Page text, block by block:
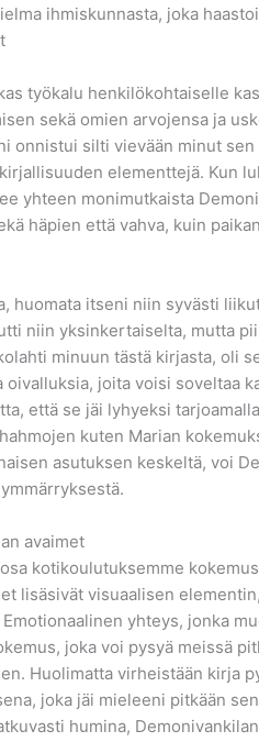
ihmiskunnasta, joka
työkalu henkilökohtaiselle
sekä omien arvojensa ja
onnistui silti vievään minut
elementtejä. Kun
yhteen monimutkaista
häpien että vahva, kuin
huomata itseni niin syvästi
niin yksinkertaiselta, mutta
minuun tästä kirjasta, oli
oivalluksia, joita voisi soveltaa
että se jäi lyhyeksi
kuten Marian
asutuksen keskeltä, voi
avaimet
kotikoulutuksemme
lisäsivät visuaalisen
yhteys, jonka
joka voi pysyä meissä
Huolimatta virheistään kirja
joka jäi mieleeni pitkään
humina,